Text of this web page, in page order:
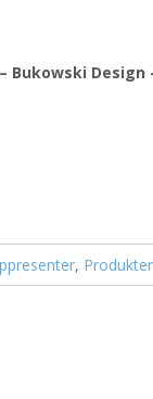
Bukowski Design
, Produkter